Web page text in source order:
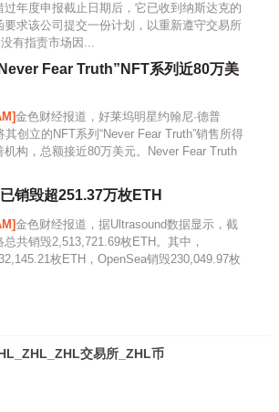
年度申报截止日期后，它已收到纳斯达克的
要求该公司提交一份计划，以重新遵守交易所
有指责市场因...
Fear Truth”NFT系列近80万美
金色财经报道，好莱坞明星约翰尼·德普
创立的NFT系列“Never Fear Truth”销售所得
构，总额接近80万美元。Never Fear Truth
销毁超251.37万枚ETH
金色财经报道，据Ultrasound数据显示，截
共销毁2,513,721.69枚ETH。其中，
枚ETH，OpenSea销毁230,049.97枚
交易所_ZHL币